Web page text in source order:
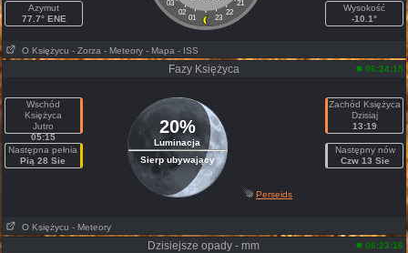
Azymut
77.7° ENE
03
21
02
22
01 23
Wysokość
-10.1°
O Księżycu - Zorza - Meteory - Mapa - ISS
Fazy Księżyca 06:24:15
Wschód
Księżyca
Jutro
05:15
Następna pełnia
Pią 28 Sie
20%
Luminacja
Sierp ubywający
Zachód Księżyca
Dzisiaj
13:19
Następny nów
Czw 13 Sie
Perseids
O Księżycu - Meteory
Dzisiejsze opady - mm 06:23:16